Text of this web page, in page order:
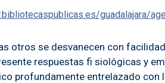
guadalajara/
otros se desvanecen con
respuestas fi siológicas y
profundamente entrelazado